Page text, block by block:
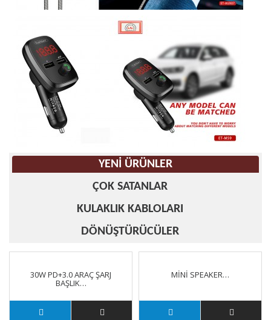
YENI ÜRÜNLER
ÇOK SATANLAR
KULAKLIK KABLOLARI
DÖNÜŞTÜRÜCÜLER
30W PD+3.0 ARAÇ ŞARJ
BAŞLIK…
MİNİ SPEAKER…